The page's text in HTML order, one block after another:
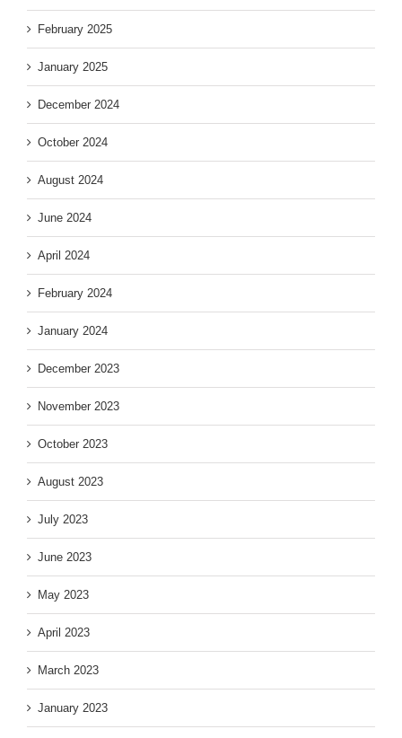
February 2025
January 2025
December 2024
October 2024
August 2024
June 2024
April 2024
February 2024
January 2024
December 2023
November 2023
October 2023
August 2023
July 2023
June 2023
May 2023
April 2023
March 2023
January 2023